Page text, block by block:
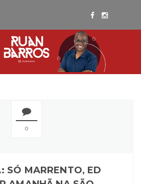
0
SÓ MARRENTO, ED